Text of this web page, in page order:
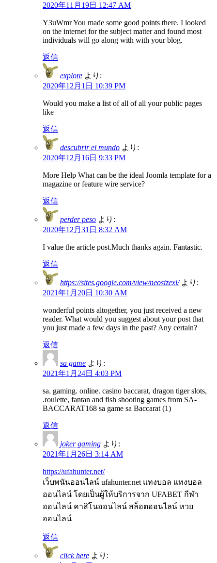
2020年11月19日 12:47 AM
Y3uWmr You made some good points there. I looked
on the internet for the subject matter and found most
individuals will go along with with your blog.
返信
explore より:
2020年12月1日 10:39 PM
Would you make a list of all of all your public pages
like
返信
descubrir el mundo より:
2020年12月16日 9:33 PM
More Help What can be the ideal Joomla template for a
magazine or feature wire service?
返信
perder peso より:
2020年12月31日 8:32 AM
I value the article post.Much thanks again. Fantastic.
返信
https://sites.google.com/view/neosizexl/ より:
2021年1月20日 10:30 AM
wonderful points altogether, you just received a new
reader. What would you suggest about your post that
you just made a few days in the past? Any certain?
返信
sa game より:
2021年1月24日 4:03 PM
sa. gaming. online. casino baccarat, dragon tiger slots,
.roulette, fantan and fish shooting games from SA-
BACCARAT168 sa game sa Baccarat (1)
返信
joker gaming より:
2021年1月26日 3:14 AM
https://ufahunter.net/
เว็บพนันออนไลน์ ufahunter.net แทงบอล แทงบอล
ออนไลน์ โดยเป็นผู้ให้บริการจาก UFABET กีฬา
ออนไลน์ คาสิโนออนไลน์ สล็อตออนไลน์ หวย
ออนไลน์
返信
click here より: